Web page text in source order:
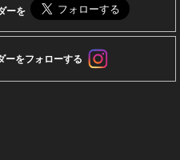
ーを
をフォローする